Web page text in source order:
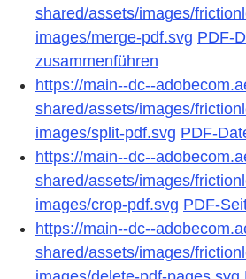
shared/assets/images/
images/merge-pdf.svg PDF-
zusammenführen
https://main--dc--
shared/assets/images/
images/split-pdf.svg PDF-
https://main--dc--
shared/assets/images/
images/crop-pdf.svg PDF-
https://main--dc--
shared/assets/images/